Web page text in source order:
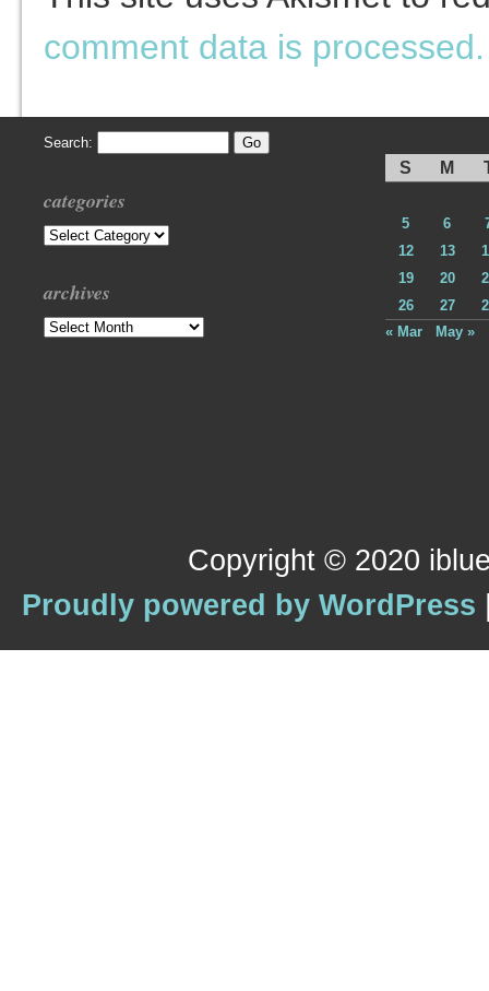
comment data is processed.
Search:
categories
Categories
archives
Archives
S M
5 6
12
13
19
20
26
27
« Mar
May »
Copyright © 2020
Proudly powered by WordPress